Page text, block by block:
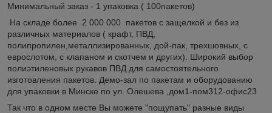
Минимальный заказ - 1 упаковка ( 100пакетов)
На складе более 2 000 000 пакетов с защелкой и без из
различных материалов ( крафт, ПВД,
полипропилен,металлизированных, дой-пак, трехшовных, с
еврослотом, с клапаном и скотчем и других). Широкий выбор
полиэтиленовых рукавов ПВД для самостоятельного
изготовления пакетов. Демо-зал по пакетам и оборудованию
для упаковки в Минске по ул. Олешева ,дом1-пом312-офис23
Так что в одном месте Вы можете "пощупать" разные виды